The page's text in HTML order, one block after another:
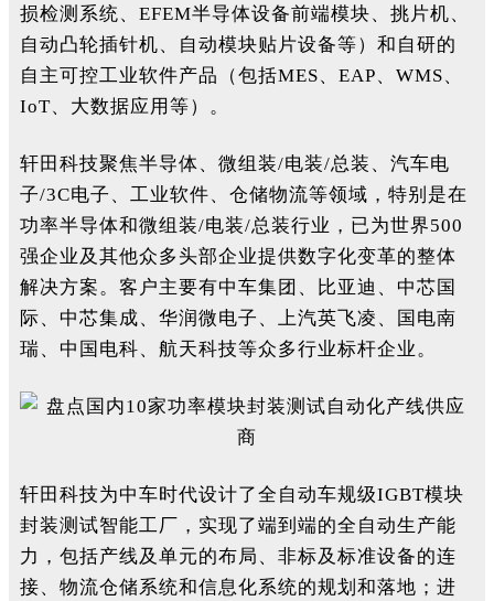
损检测系统、EFEM半导体设备前端模块、挑片机、
自动凸轮插针机、自动模块贴片设备等）和自研的
自主可控工业软件产品（包括MES、EAP、WMS、
IoT、大数据应用等）。
轩田科技聚焦半导体、微组装/电装/总装、汽车电
子/3C电子、工业软件、仓储物流等领域，特别是在
功率半导体和微组装/电装/总装行业，已为世界500
强企业及其他众多头部企业提供数字化变革的整体
解决方案。客户主要有中车集团、比亚迪、中芯国
际、中芯集成、华润微电子、上汽英飞凌、国电南
瑞、中国电科、航天科技等众多行业标杆企业。
轩田科技为中车时代设计了全自动车规级IGBT模块
封装测试智能工厂，实现了端到端的全自动生产能
力，包括产线及单元的布局、非标及标准设备的连
接、物流仓储系统和信息化系统的规划和落地；进